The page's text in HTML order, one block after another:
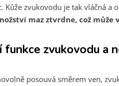
Kůže zvukovodu je tak vláčná a
maz ztvrdne, což může
funkce zvukovodu a
posouvá směrem ven,